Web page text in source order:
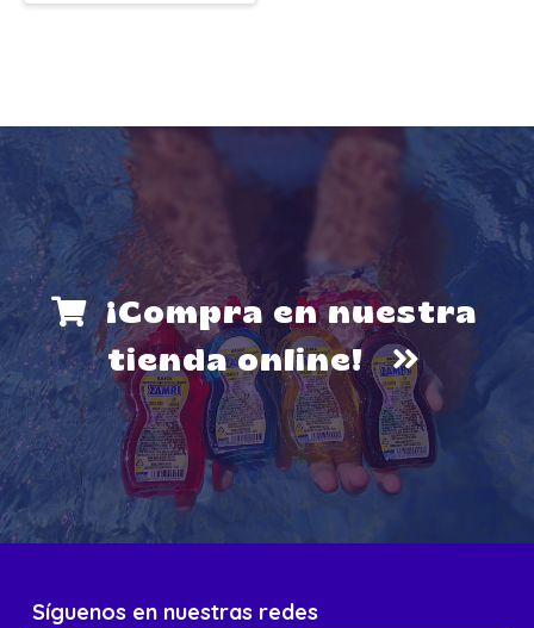
¡Compra en nuestra
tienda online!
Síguenos en nuestras redes